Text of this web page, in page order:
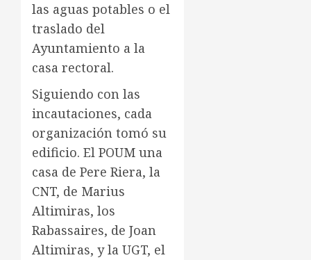
las aguas potables o el
traslado del
Ayuntamiento a la
casa rectoral.
Siguiendo con las
incautaciones, cada
organización tomó su
edificio. El POUM una
casa de Pere Riera, la
CNT, de Marius
Altimiras, los
Rabassaires, de Joan
Altimiras, y la UGT, el